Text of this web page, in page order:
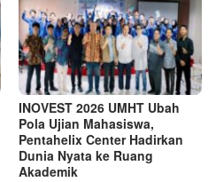
INOVEST 2026 UMHT Ubah
Pola Ujian Mahasiswa,
Pentahelix Center Hadirkan
Dunia Nyata ke Ruang
Akademik